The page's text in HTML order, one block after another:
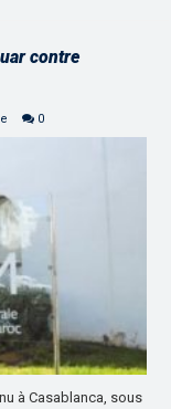
contre
0
à Casablanca, sous